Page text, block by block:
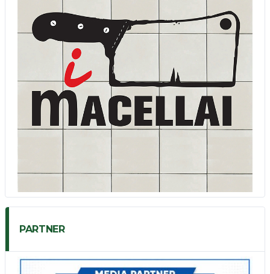
PARTNER